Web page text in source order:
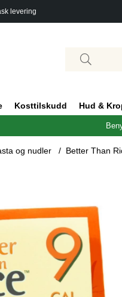
levering
Kosttilskudd Hud &
og nudler Better Than